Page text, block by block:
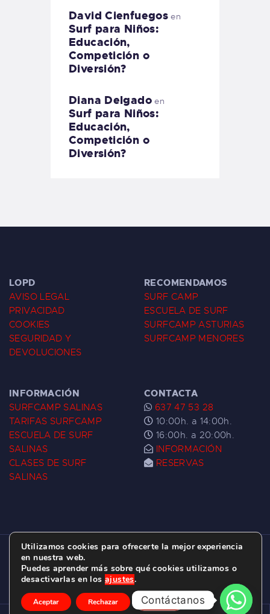
David Cienfuegos en
Surf para Niños:
Educación,
Competición o
Diversión?
Diana Delgadoen
Surf para Niños:
Educación,
Competición o
Diversión?
LOPD
AVISO LEGAL
PRIVACIDAD
COOKIES
SEGURIDAD Y
DEVOLUCIONES
RECOMENDAMOS
SURF CAMP
ESCUELA DE SURF
SURFCAMP ASTURIAS
SURFCAMP MENORES
INFORMACIÓN
SURFCAMP SALINAS
TARIFAS SURFCAMP
ESCUELA DE SURF
SALINAS
CLASES DE SURF
SALINAS
CONTACTA
637 47 53 28
10:00h. a 14:00h.
16:00h. a 20:00h.
INFORMACIÓN
RESERVAS
ESCUELA DE SURF LAS DUNAS ©
C/ BERNARDO ÁLVAREZ GALAN 1, SALINAS
(ASTURIAS)
Utilizamos cookies para ofrecerte la mejor experiencia
en nuestra web.
Puedes aprender más sobre qué cookies utilizamos o
desactivarlas en los ajustes.
Aceptar Rechazar Ajustes
Contáctanos